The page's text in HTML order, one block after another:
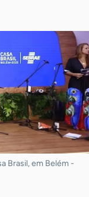
Brasil, em Belém -